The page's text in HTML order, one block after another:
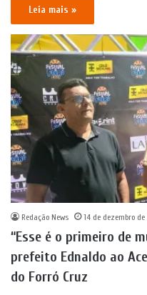
Leia mais »
Redação News 14 de dezembro de
“Esse é o primeiro de
prefeito Ednaldo ao
do Forró Cruz